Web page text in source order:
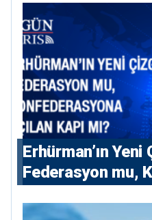
Erhürman’ın Yeni
Federasyon mu,